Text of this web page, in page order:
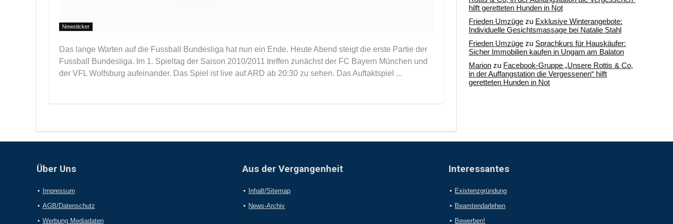
Newsticker
Das lange Warten auf die Fussball Bundesliga hat nun ein Ende. Heute Abend steigt die erste Partie der
Fussball Bundesliga. Im 1. Spieltag der Saison 2010/2011 treffen zunächst der FC Bayern München und
der VFL Wolfsburg aufeinander. Das Spiel ist live auf ARD ab 20:30 zu sehen. Das Auftaktspiel ...
hilft geretteten Hunden in Not
Frieden Umzüge zu Exklusive Winterangebote:
Individuelle Gesichtsmassage bei Natalie Stahl
Frieden Umzüge zu Sprachkurs für Hauskäufer:
Sicher Immobilien kaufen in Ungarn am Balaton
Marion zu Facebook-Gruppe „Unsere Rottis & Co,
in der Auffangstation die Vergessenen“ hilft
geretteten Hunden in Not
Über Uns
Impressum
AGB/Datenschutz
Werbung Mediadaten
Aus der Vergangenheit
Inhalt/Sitemap
News-Archiv
Interessantes
Existenzgründung
Beamtendarlehen
Bewerben!